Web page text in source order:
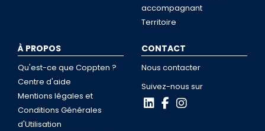
accompagnant
Territoire
À PROPOS
Qu'est-ce que Coppten ?
Centre d'aide
Mentions légales et
Conditions Générales
d'Utilisation
CONTACT
Nous contacter
Suivez-nous sur